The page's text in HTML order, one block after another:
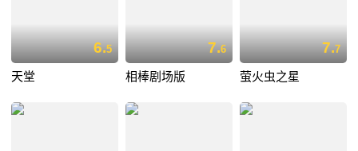
6.5
天堂
7.6
相棒剧场版
7.7
萤火虫之星